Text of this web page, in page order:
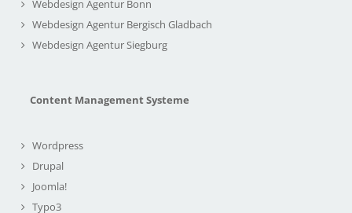
Webdesign Agentur Bonn
Webdesign Agentur Bergisch Gladbach
Webdesign Agentur Siegburg
Content Management Systeme
Wordpress
Drupal
Joomla!
Typo3